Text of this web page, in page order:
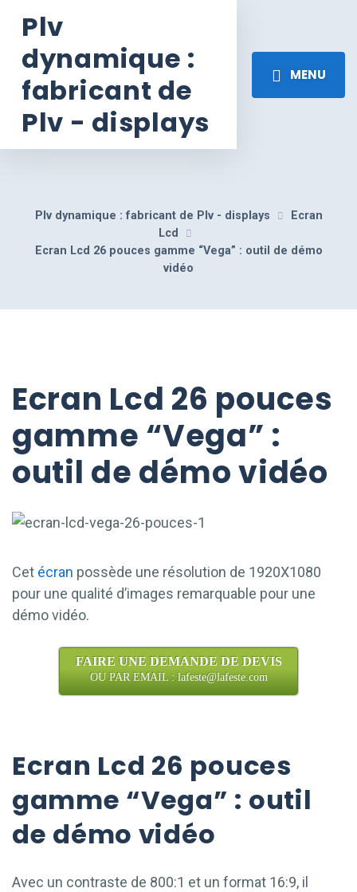
Plv
dynamique :
fabricant de
Plv - displays
MENU
Plv dynamique : fabricant de Plv - displays
Ecran
Lcd
Ecran Lcd 26 pouces gamme “Vega” : outil de démo
vidéo
Ecran Lcd 26 pouces
gamme “Vega” :
outil de démo vidéo
Cet écran possède une résolution de 1920X1080
pour une qualité d’images remarquable pour une
démo vidéo.
FAIRE UNE DEMANDE DE DEVIS
OU PAR EMAIL : lafeste@lafeste.com
Ecran Lcd 26 pouces
gamme “Vega” : outil
de démo vidéo
Avec un contraste de 800:1 et un format 16:9, il